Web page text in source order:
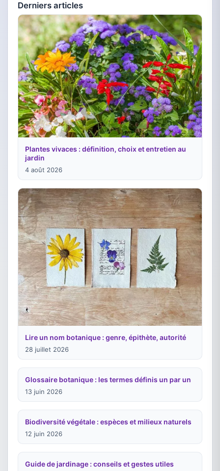
Derniers articles
Plantes vivaces : définition, choix et entretien au
jardin
4 août 2026
Lire un nom botanique : genre, épithète, autorité
28 juillet 2026
Glossaire botanique : les termes définis un par un
13 juin 2026
Biodiversité végétale : espèces et milieux naturels
12 juin 2026
Guide de jardinage : conseils et gestes utiles